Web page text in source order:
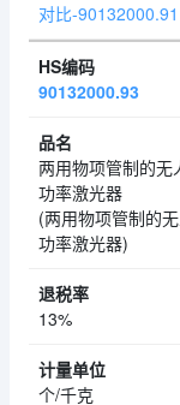
对比-90132000.91
90132000.93
两用物项管制的无
功率激光器
(两用物项管制的
功率激光器)
13%
个/千克